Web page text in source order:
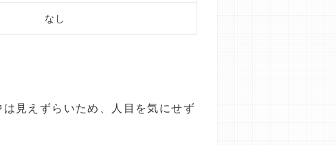
なし
見えずらいため、人目を気にせず